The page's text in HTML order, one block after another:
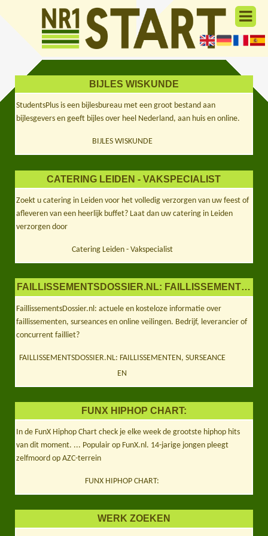
BIJLES WISKUNDE
StudentsPlus is een bijlesbureau met een groot bestand aan
bijlesgevers en geeft bijles over heel Nederland, aan huis en online.
BIJLES WISKUNDE
CATERING LEIDEN - VAKSPECIALIST
Zoekt u catering in Leiden voor het volledig verzorgen van uw feest of
afleveren van een heerlijk buffet? Laat dan uw catering in Leiden
verzorgen door
Catering Leiden - Vakspecialist
FAILLISSEMENTSDOSSIER.NL: FAILLISSEMENTEN,
FaillissementsDossier.nl: actuele en kosteloze informatie over
faillissementen, surseances en online veilingen. Bedrijf, leverancier of
concurrent failliet?
FAILLISSEMENTSDOSSIER.NL: FAILLISSEMENTEN, SURSEANCE
EN
FUNX HIPHOP CHART:
In de FunX Hiphop Chart check je elke week de grootste hiphop hits
van dit moment. ... Populair op FunX.nl. 14-jarige jongen pleegt
zelfmoord op AZC-terrein
FUNX HIPHOP CHART:
WERK ZOEKEN